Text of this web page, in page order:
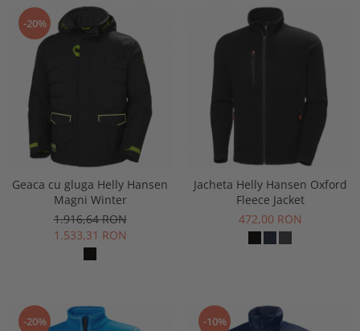
-20%
Geaca cu gluga Helly Hansen
Magni Winter
1.916,64 RON
1.533,31 RON
Jacheta Helly Hansen Oxford
Fleece Jacket
472,00 RON
-20% -10%